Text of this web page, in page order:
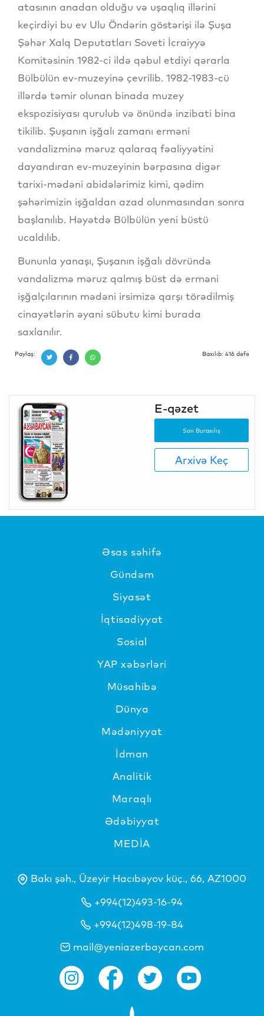
atasının anadan olduğu və uşaqlıq illərini
keçirdiyi bu ev Ulu Öndərin göstərişi ilə Şuşa
Şəhər Xalq Deputatları Soveti İcraiyyə
Komitəsinin 1982-ci ildə qəbul etdiyi qərarla
Bülbülün ev-muzeyinə çevrilib. 1982-1983-cü
illərdə təmir olunan binada muzey
ekspozisiyası qurulub və önündə inzibati bina
tikilib. Şuşanın işğalı zamanı erməni
vandalizminə məruz qalaraq fəaliyyətini
dayandıran ev-muzeyinin bərpasına digər
tarixi-mədəni abidələrimiz kimi, qədim
şəhərimizin işğaldan azad olunmasından sonra
başlanılıb. Həyətdə Bülbülün yeni büstü
ucaldılıb.
Bununla yanaşı, Şuşanın işğalı dövründə
vandalizmə məruz qalmış büst də erməni
işğalçılarının mədəni irsimizə qarşı törədilmiş
cinayətlərin əyani sübutu kimi burada
saxlanılır.
Paylaş: Baxılıb: 416 dəfə
E-qəzet
Son Buraxılış
Arxivə Keç
Əsas səhifə
Gündəm
Siyasət
İqtisadiyyat
Sosial
YAP xəbərləri
Müsahibə
Dünya
Mədəniyyat
İdman
Analitik
Maraqlı
Ədəbiyyat
MEDİA
Bakı şəh., Üzeyir Hacıbəyov küç., 66, AZ1000
+994(12)493-16-94
+994(12)498-19-84
mail@yeniazerbaycan.com